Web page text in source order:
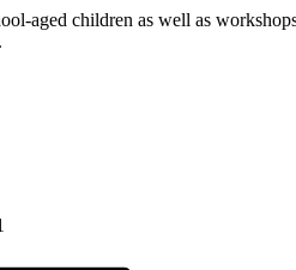
aged children as well as